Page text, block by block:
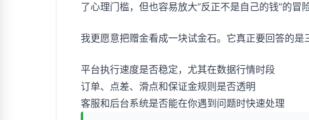
了心理门槛，但也容易放大“反正不是自己的钱”的冒
我更愿意把赠金看成一块试金石。它真正要回答的是
平台执行速度是否稳定，尤其在数据行情时段
订单、点差、滑点和保证金规则是否透明
客服和后台系统是否能在你遇到问题时快速处理